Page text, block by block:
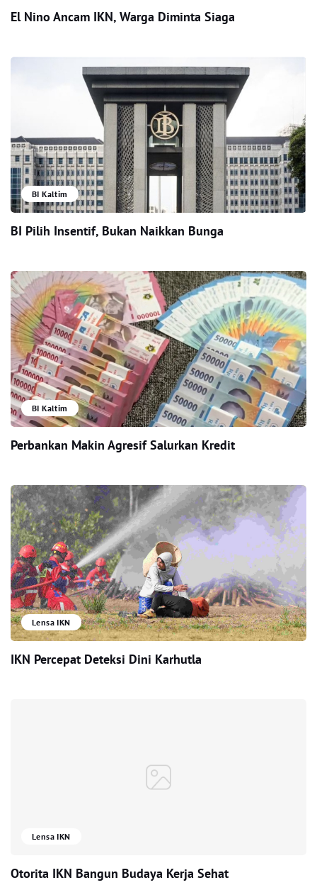
El Nino Ancam IKN, Warga Diminta Siaga
BI Kaltim
BI Pilih Insentif, Bukan Naikkan Bunga
BI Kaltim
Perbankan Makin Agresif Salurkan Kredit
Lensa IKN
IKN Percepat Deteksi Dini Karhutla
Lensa IKN
Otorita IKN Bangun Budaya Kerja Sehat